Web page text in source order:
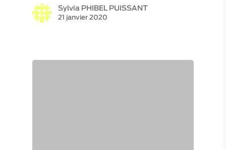
Sylvia PHIBEL PUISSANT
21 janvier 2020